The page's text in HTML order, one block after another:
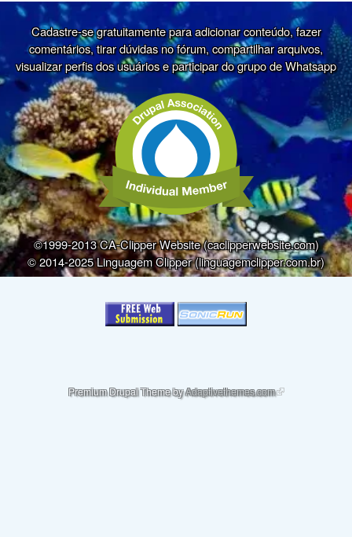
Cadastre-se gratuitamente para adicionar conteúdo, fazer
comentários, tirar dúvidas no fórum, compartilhar arquivos,
visualizar perfis dos usuários e participar do grupo de Whatsapp
©1999-2013 CA-Clipper Website (caclipperwebsite.com)
© 2014-2025 Linguagem Clipper (linguagemclipper.com.br)
Premium Drupal Theme byAdaptivethemes.com(link is external)